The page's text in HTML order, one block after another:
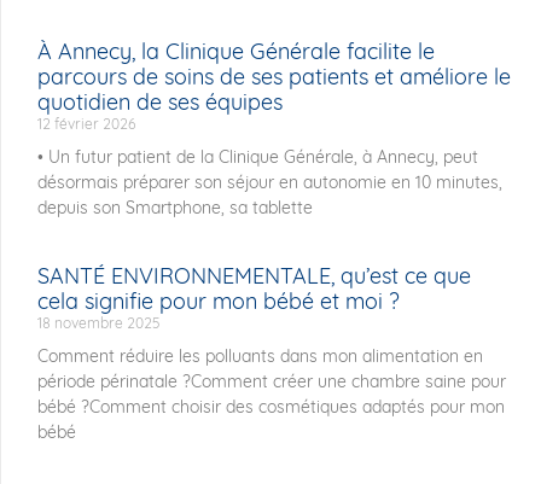
À Annecy, la Clinique Générale facilite le
parcours de soins de ses patients et améliore le
quotidien de ses équipes
12 février 2026
• Un futur patient de la Clinique Générale, à Annecy, peut
désormais préparer son séjour en autonomie en 10 minutes,
depuis son Smartphone, sa tablette
SANTÉ ENVIRONNEMENTALE, qu’est ce que
cela signifie pour mon bébé et moi ?
18 novembre 2025
Comment réduire les polluants dans mon alimentation en
période périnatale ?Comment créer une chambre saine pour
bébé ?Comment choisir des cosmétiques adaptés pour mon
bébé